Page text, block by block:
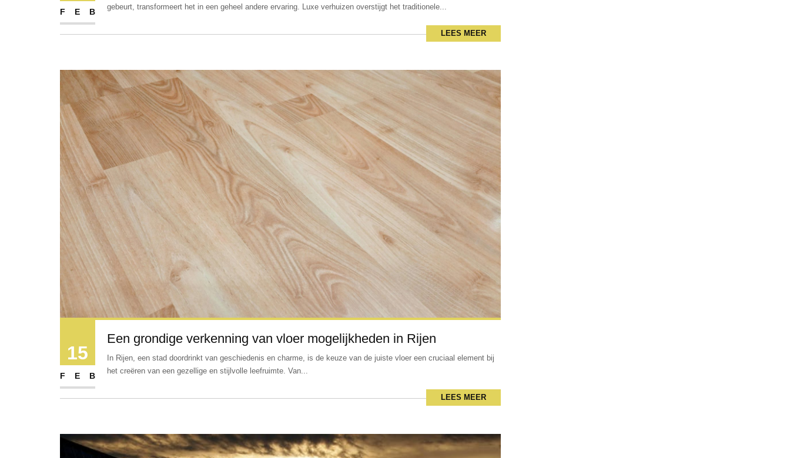
FEB
gebeurt, transformeert het in een geheel andere ervaring. Luxe verhuizen overstijgt het traditionele...
LEES MEER
15
FEB
Een grondige verkenning van vloer mogelijkheden in Rijen
In Rijen, een stad doordrinkt van geschiedenis en charme, is de keuze van de juiste vloer een cruciaal element bij
het creëren van een gezellige en stijlvolle leefruimte. Van...
LEES MEER